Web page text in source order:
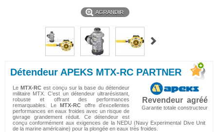
AGRANDIR
Détendeur APEKS MTX-RC PARTNER
Revendeur agréé
Garantie totale constructeur
Le MTX-RCest conçu sur la base du détendeur
militaire MTX. C’est un détendeur ultrarésistant,
robuste et offrant des performances
remarquables. Le MTX-RC offre d’excellentes
performances en eaux froides avec un risque de
givrage grandement réduit. Ce détendeur est
conçu conformément aux exigences de la NEDU (Navy Experimental Dive Unit
de la marine américaine) pour la plongée en eaux très froides.